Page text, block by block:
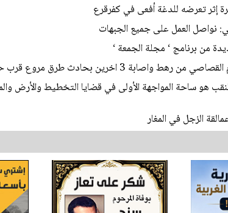
إثر تعرضه للدغة أفعى في كفرقرع
نواصل العمل على جميع الجبهات
من برنامج ‘ مجلة الجمعة ‘
واصابة 3 اخرين بحادث طرق مروع قرب حورة
هو ساحة المواجهة الأولى في قضايا التخطيط والأرض
الزجل في المغار